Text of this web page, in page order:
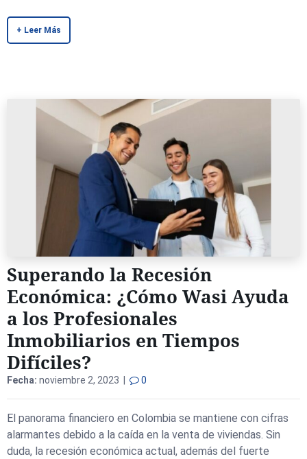
+ Leer Más
Superando la Recesión
Económica: ¿Cómo Wasi Ayuda
a los Profesionales
Inmobiliarios en Tiempos
Difíciles?
Fecha: noviembre 2, 2023 | 0
El panorama financiero en Colombia se mantiene con cifras
alarmantes debido a la caída en la venta de viviendas. Sin
duda, la recesión económica actual, además del fuerte